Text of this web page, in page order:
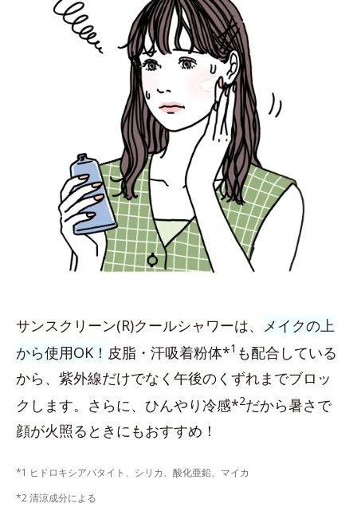
サンスクリーン(R)クールシャワーは、 メイクの上
から使用OK！ 皮脂・汗吸着粉体*1 も配合している
から、紫外線だけでなく午後のくずれまでブロッ
クします。さらに、ひんやり冷感*2だから暑さで
顔が火照るときにもおすすめ！
*1 ヒドロキシアパタイト、シリカ、酸化亜鉛、マイカ
*2 清涼成分による